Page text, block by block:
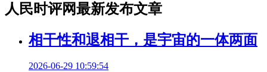
人民时评网最新发布文章
相干性和退相干，是宇宙的一体两面
2026-06-29 10:59:54